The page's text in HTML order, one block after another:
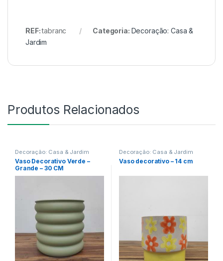
REF:tabranc Categoria: Decoração: Casa &
Jardim
Produtos Relacionados
Decoração: Casa & Jardim
Vaso Decorativo Verde –
Grande – 30 CM
Decoração: Casa & Jardim
Vaso decorativo – 14 cm